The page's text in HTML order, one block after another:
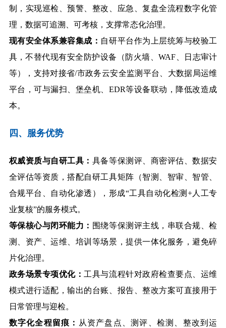
制，实现巡检、预警、整改、应急、复盘全流程数字化管
理，数据可追溯、可考核，支撑常态化治理。
现有安全体系兼容集成： 自研平台作为上层统筹与校验工
具，不替代现有安全防护设备（防火墙、WAF 、日志审计
等），支持对接省/市政务云安全监测平台、大数据局运维
平台，可与漏扫、堡垒机、EDR等设备联动，降低改造成
本。
四、服务优势
权威资质与自研工具： 具备等保测评、商密评估、数据安
全评估等资质，搭配自研工具矩阵（智测、智审、智管、
合规平台、自动化渗透），形成“工具自动化检测+人工专
业复核”的服务模式。
等保核心与闭环能力： 围绕等保测评主线，串联合规、检
测、资产、运维、培训等场景，提供一体化服务，避免碎
片化治理。
政务场景专项优化： 工具与流程针对政府检查要点、运维
模式进行适配，输出的台账、报告、整改方案可直接用于
日常管理与迎检。
数字化全程留痕： 从资产盘点、测评、检测、整改到运